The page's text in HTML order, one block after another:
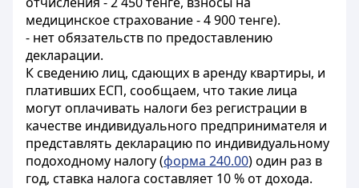
медицинское страхование - 4 900 тенге).
- нет обязательств по предоставлению
декларации.
К сведению лиц, сдающих в аренду квартиры, и
плативших ЕСП, сообщаем, что такие лица
могут оплачивать налоги без регистрации в
качестве индивидуального предпринимателя и
представлять декларацию по индивидуальному
подоходному налогу (форма 240.00) один раз в
год, ставка налога составляет 10 % от дохода.